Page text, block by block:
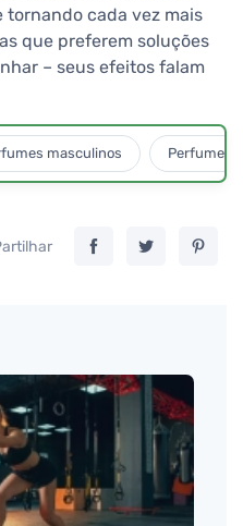
tornando cada vez mais
que preferem soluções
– seus efeitos falam
masculinos Perfumes